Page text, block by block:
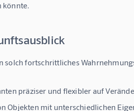
könnte.
solch fortschrittliches
präziser und flexibler auf
Objekten mit unterschiedlichen